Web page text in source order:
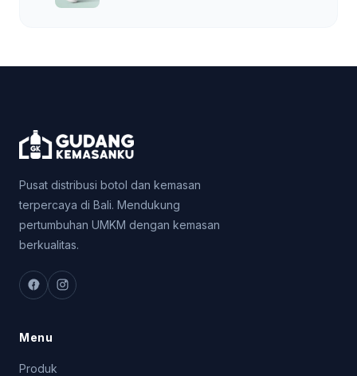
Pusat distribusi botol dan kemasan
terpercaya di Bali. Mendukung
pertumbuhan UMKM dengan kemasan
berkualitas.
Menu
Produk